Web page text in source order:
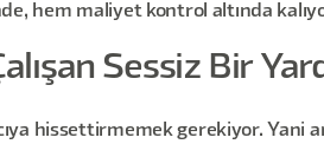
hem maliyet kontrol altında
Sessiz Bir
hissettirmemek gerekiyor. Yani